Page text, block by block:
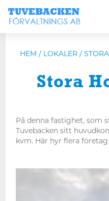
HEM / LOKALER/
Stora
På denna fastighet, som
Tuvebacken sitt
kvm. Här hyr flera företag